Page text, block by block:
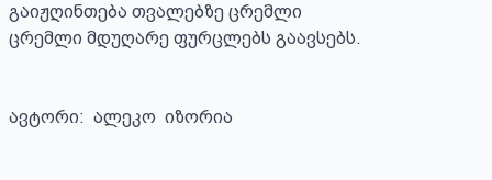
გაიჟღინთება თვალებზე ცრემლი
ცრემლი მდუღარე ფურცლებს გაავსებს.
ავტორი:  ალეკო  იზორია